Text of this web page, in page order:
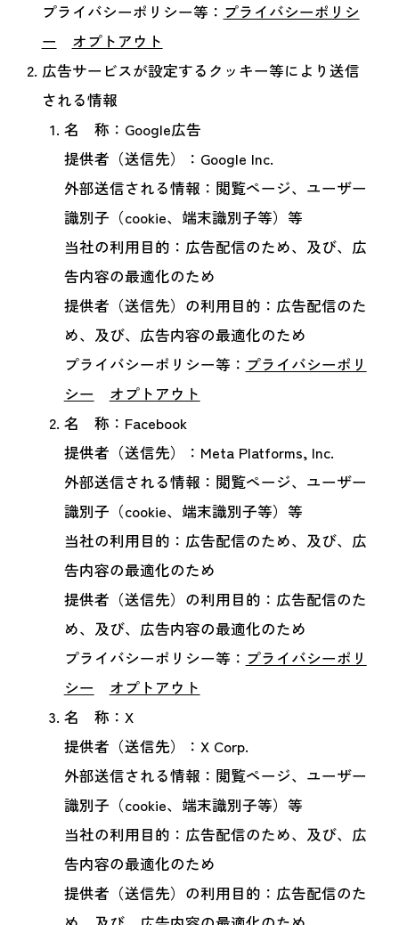
プライバシーポリシー等： プライバシーポリシ
ー
オプトアウト
広告サービスが設定するクッキー等により送信
される情報
名 称：Google広告
提供者（送信先）：Google Inc.
外部送信される情報：閲覧ページ、ユーザー
識別子（cookie、端末識別子等）等
当社の利用目的：広告配信のため、及び、広
告内容の最適化のため
提供者（送信先）の利用目的：広告配信のた
め、及び、広告内容の最適化のため
プライバシーポリシー等： プライバシーポリ
シー
オプトアウト
名 称：Facebook
提供者（送信先）：Meta Platforms, Inc.
外部送信される情報：閲覧ページ、ユーザー
識別子（cookie、端末識別子等）等
当社の利用目的：広告配信のため、及び、広
告内容の最適化のため
提供者（送信先）の利用目的：広告配信のた
め、及び、広告内容の最適化のため
プライバシーポリシー等： プライバシーポリ
シー
オプトアウト
名 称：X
提供者（送信先）：X Corp.
外部送信される情報：閲覧ページ、ユーザー
識別子（cookie、端末識別子等）等
当社の利用目的：広告配信のため、及び、広
告内容の最適化のため
提供者（送信先）の利用目的：広告配信のた